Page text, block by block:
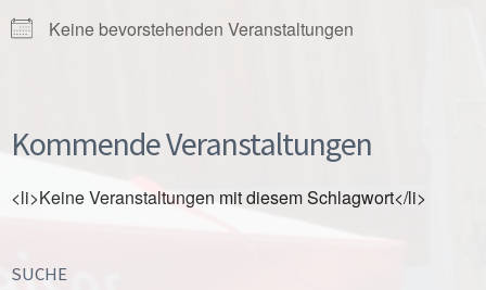
Keine bevorstehenden Veranstaltungen
Kommende Veranstaltungen
<li>Keine Veranstaltungen mit diesem Schlagwort</li>
SUCHE